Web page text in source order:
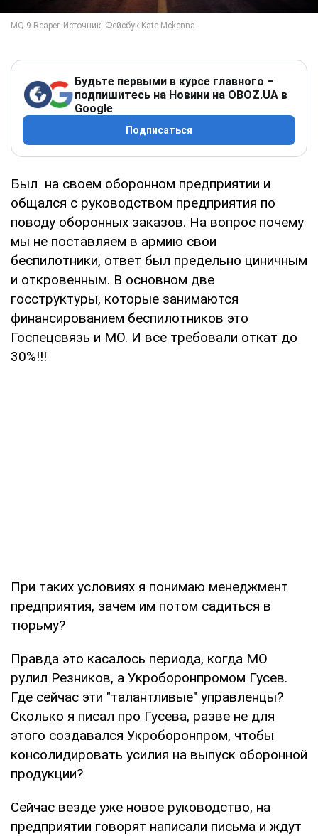
Будьте первыми в курсе главного –
подпишитесь на Новини на OBOZ.UA в
Google
Подписаться
Был на своем оборонном предприятии и
общался с руководством предприятия по
поводу оборонных заказов. На вопрос почему
мы не поставляем в армию свои
беспилотники, ответ был предельно циничным
и откровенным. В основном две
госструктуры, которые занимаются
финансированием беспилотников это
Госпецсвязь и МО. И все требовали откат до
30%!!!
При таких условиях я понимаю менеджмент
предприятия, зачем им потом садиться в
тюрьму?
Правда это касалось периода, когда МО
рулил Резников, а Укроборонпромом Гусев.
Где сейчас эти "талантливые" управленцы?
Сколько я писал про Гусева, разве не для
этого создавался Укроборонпром, чтобы
консолидировать усилия на выпуск оборонной
продукции?
Сейчас везде уже новое руководство, на
предприятии говорят написали письма и ждут